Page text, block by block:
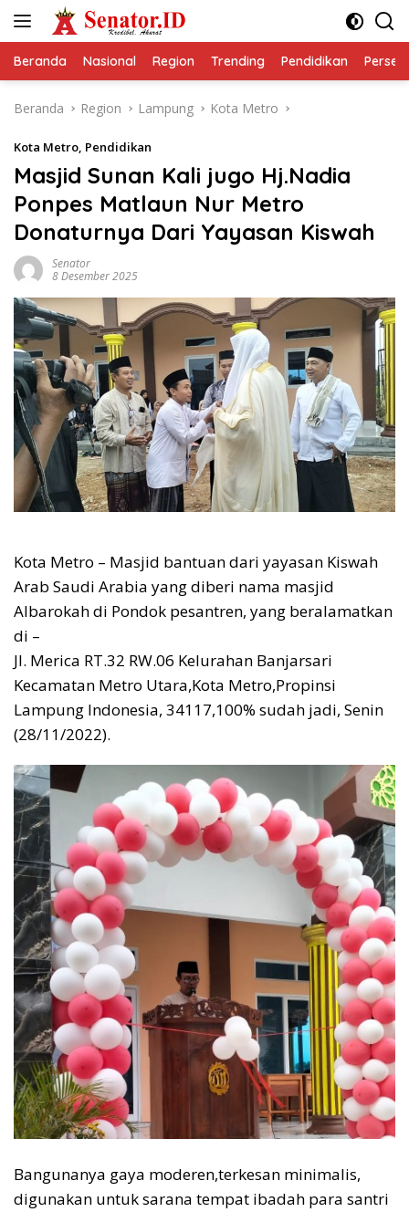
Beranda Nasional Region Trending Pendidikan
Beranda Region Lampung Kota Metro
Kota Metro, Pendidikan
Masjid Sunan Kali jugo Hj.Nadia
Ponpes Matlaun Nur Metro
Donaturnya Dari Yayasan Kiswah
Senator
8 Desember 2025
Kota Metro – Masjid bantuan dari yayasan Kiswah
Arab Saudi Arabia yang diberi nama masjid
Albarokah di Pondok pesantren, yang beralamatkan
di –
Jl. Merica RT.32 RW.06 Kelurahan Banjarsari
Kecamatan Metro Utara,Kota Metro,Propinsi
Lampung Indonesia, 34117,100% sudah jadi, Senin
(28/11/2022).
Bangunanya gaya moderen,terkesan minimalis,
digunakan untuk sarana tempat ibadah para santri